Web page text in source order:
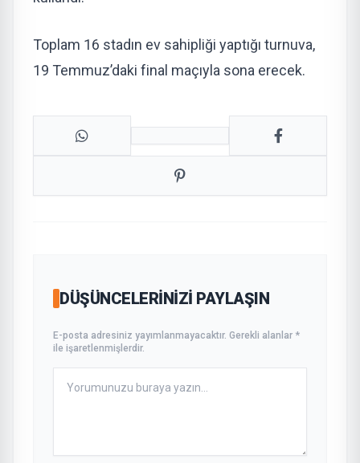
Toplam 16 stadın ev sahipliği yaptığı turnuva,
19 Temmuz’daki final maçıyla sona erecek.
DÜŞÜNCELERINIZI PAYLAŞIN
E-posta adresiniz yayımlanmayacaktır. Gerekli alanlar *
ile işaretlenmişlerdir.